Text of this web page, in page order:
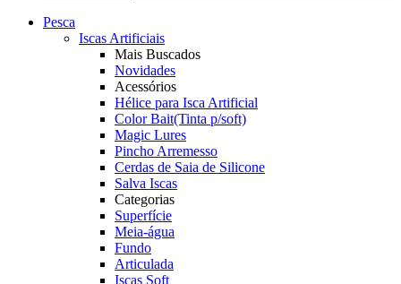
Pesca
Iscas Artificiais
Mais Buscados
Novidades
Acessórios
Hélice para Isca Artificial
Color Bait(Tinta p/soft)
Magic Lures
Pincho Arremesso
Cerdas de Saia de Silicone
Salva Iscas
Categorias
Superfície
Meia-água
Fundo
Articulada
Iscas Soft